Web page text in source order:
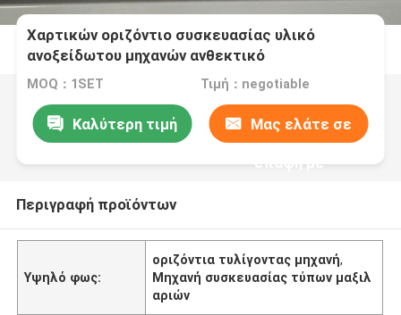
Χαρτικών οριζόντιο συσκευασίας υλικό
ανοξείδωτου μηχανών ανθεκτικό
MOQ：1SET Τιμή：negotiable
Καλύτερη τιμή Μας ελάτε σε
επαφή με
Περιγραφή προϊόντων
Υψηλό φως:
οριζόντια τυλίγοντας μηχανή,
Μηχανή συσκευασίας τύπων μαξιλ
αριών